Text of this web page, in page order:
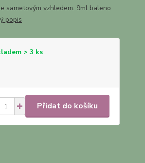
sametovým vzhledem. 9ml baleno
popis
> 3 ks
Přidat do košíku